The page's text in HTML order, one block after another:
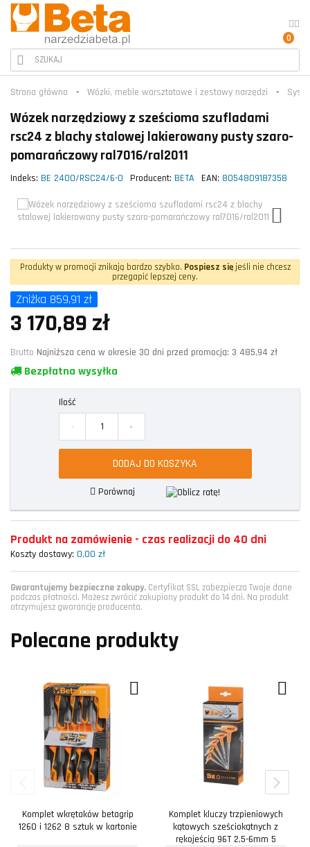
0
Strona główna Wózki, meble warsztatowe i zestawy narzędzi
Wózek narzędziowy z sześcioma szufladami
rsc24 z blachy stalowej lakierowany pusty szaro-
pomarańczowy ral7016/ral2011
Indeks: BE 2400/RSC24/6-O Producent: BETA EAN: 8054809187358
Produkty w promocji znikają bardzo szybko. Pospiesz sięjeśli nie chcesz
przegapić lepszej ceny.
Zniżka 859,91 zł
3 170,89 zł
Brutto Najniższa cena w okresie 30 dni przed promocją: 3 485,94 zł
Bezpłatna wysyłka
Ilość
- +
DODAJ DO KOSZYKA
Porównaj
Produkt na zamówienie - czas realizacji do 40 dni
Koszty dostawy: 0,00 zł
Gwarantujemy bezpieczne zakupy. Certyfikat SSL zabezpiecza Twoje dane
podczas płatności. Możesz zwrócić zakupiony produkt do 14 dni. Na produkt
otrzymujesz gwarancję producenta.
Polecane produkty
Komplet wkrętaków betagrip
1260 i 1262 8 sztuk w kartonie
Komplet kluczy trzpieniowych
kątowych sześciokątnych z
rękojeścią 96T 2,5-6mm 5